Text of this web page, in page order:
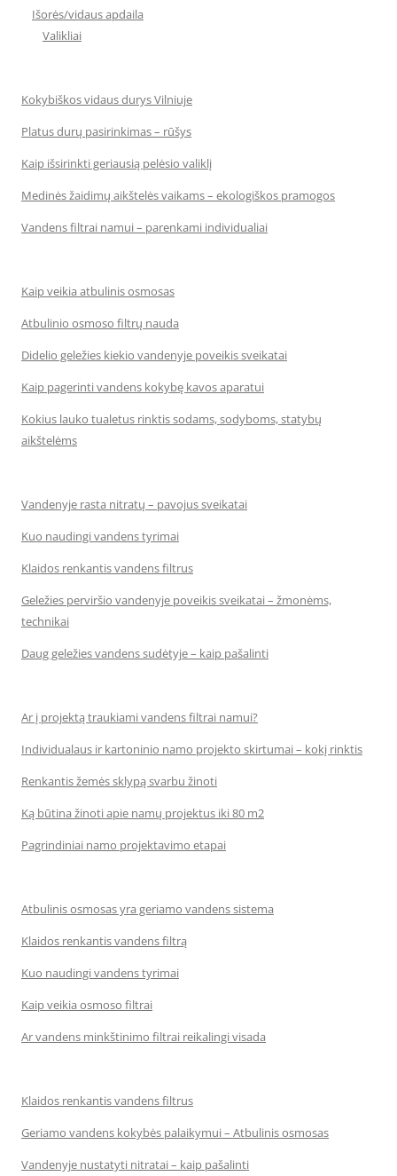
Išorės/vidaus apdaila
Valikliai
Kokybiškos vidaus durys Vilniuje
Platus durų pasirinkimas – rūšys
Kaip išsirinkti geriausią pelėsio valiklį
Medinės žaidimų aikštelės vaikams – ekologiškos pramogos
Vandens filtrai namui – parenkami individualiai
Kaip veikia atbulinis osmosas
Atbulinio osmoso filtrų nauda
Didelio geležies kiekio vandenyje poveikis sveikatai
Kaip pagerinti vandens kokybę kavos aparatui
Kokius lauko tualetus rinktis sodams, sodyboms, statybų
aikštelėms
Vandenyje rasta nitratų – pavojus sveikatai
Kuo naudingi vandens tyrimai
Klaidos renkantis vandens filtrus
Geležies perviršio vandenyje poveikis sveikatai – žmonėms,
technikai
Daug geležies vandens sudėtyje – kaip pašalinti
Ar į projektą traukiami vandens filtrai namui?
Individualaus ir kartoninio namo projekto skirtumai – kokį rinktis
Renkantis žemės sklypą svarbu žinoti
Ką būtina žinoti apie namų projektus iki 80 m2
Pagrindiniai namo projektavimo etapai
Atbulinis osmosas yra geriamo vandens sistema
Klaidos renkantis vandens filtrą
Kuo naudingi vandens tyrimai
Kaip veikia osmoso filtrai
Ar vandens minkštinimo filtrai reikalingi visada
Klaidos renkantis vandens filtrus
Geriamo vandens kokybės palaikymui – Atbulinis osmosas
Vandenyje nustatyti nitratai – kaip pašalinti